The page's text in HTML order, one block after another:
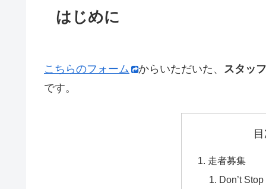
はじめに
こちらのフォーム からいただいた、 スタッ
です。
走者募集
Don’t